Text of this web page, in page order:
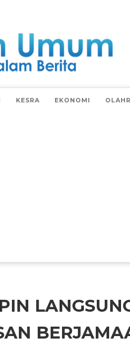
KESRA EKONOMI